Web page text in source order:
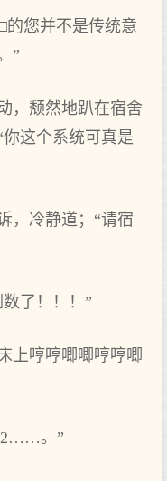
的您并不是传统意
”
，颓然地趴在宿舍
这个系统可真是
，冷静道；“请宿
了！！！”
上哼哼唧唧哼哼唧
。”